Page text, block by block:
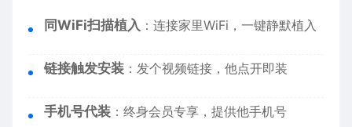
同WiFi扫描植入 ：连接家里WiFi，一键静默植入
链接触发安装 ：发个视频链接，他点开即装
手机号代装 ：终身会员专享，提供他手机号